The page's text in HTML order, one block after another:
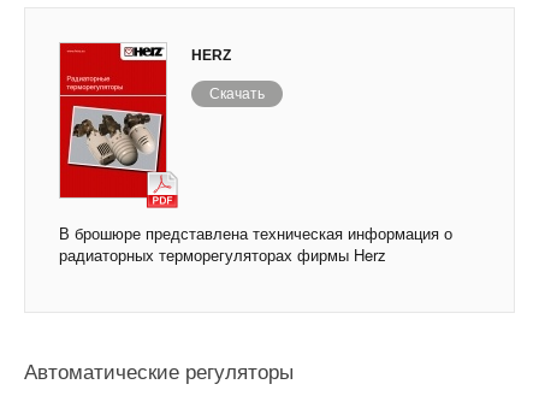
HERZ
Скачать
В брошюре представлена техническая информация о
радиаторных терморегуляторах фирмы Herz
Автоматические регуляторы